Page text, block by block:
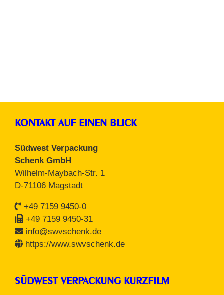
KONTAKT AUF EINEN BLICK
Südwest Verpackung
Schenk GmbH
Wilhelm-Maybach-Str. 1
D-71106 Magstadt
+49 7159 9450-0
+49 7159 9450-31
info@swvschenk.de
https://www.swvschenk.de
SÜDWEST VERPACKUNG KURZFILM